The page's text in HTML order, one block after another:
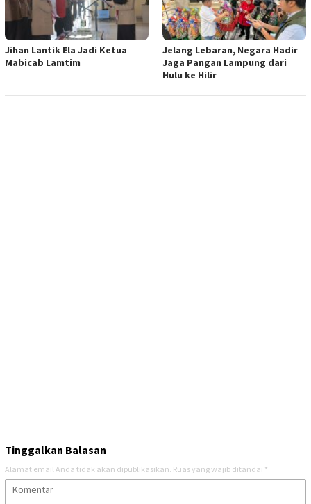
Jihan Lantik Ela Jadi Ketua
Mabicab Lamtim
Jelang Lebaran, Negara Hadir
Jaga Pangan Lampung dari
Hulu ke Hilir
Tinggalkan Balasan
Alamat email Anda tidak akan dipublikasikan. Ruas yang wajib ditandai *